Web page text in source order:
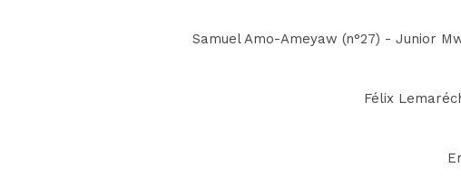
Samuel Amo-Ameyaw (n°27) - Junior
Félix